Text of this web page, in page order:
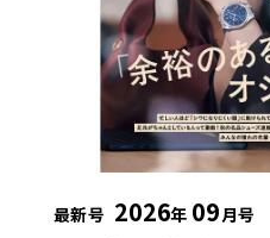
最新号 2026年 09月号